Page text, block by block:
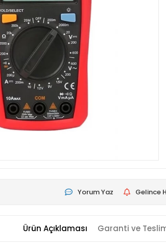
Yorum Yaz Gelince
Ürün Açıklaması Garanti ve